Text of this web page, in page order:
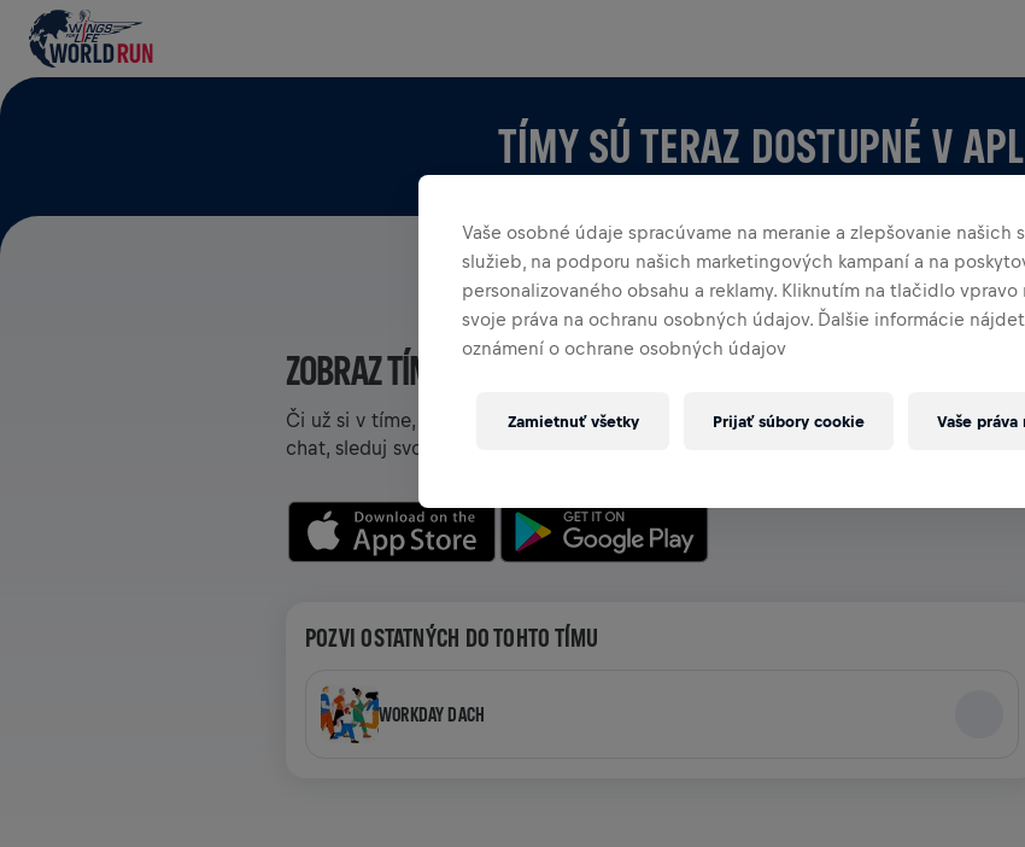
TÍMY SÚ TERAZ DOSTUPNÉ V
ZOBRAZ TÍMY V APLIKÁCII
Či už si v tíme, alebo si ho vytváraš, preskúmaj všetky možnosti tímov v aplikácii —
chat, sleduj svoj rebríček a oslavuj spoločne.
POZVI OSTATNÝCH DO TOHTO TÍMU
WORKDAY DACH
Vaše osobné údaje spracúvame na meranie a zlepšovanie našich
služieb, na podporu našich marketingových kampaní a na
personalizovaného obsahu a reklamy. Kliknutím na tlačidlo
svoje práva na ochranu osobných údajov. Ďalšie informácie
oznámení o ochrane osobných údajov
Vaše
Zamietnuť všetky Prijať súbory cookie